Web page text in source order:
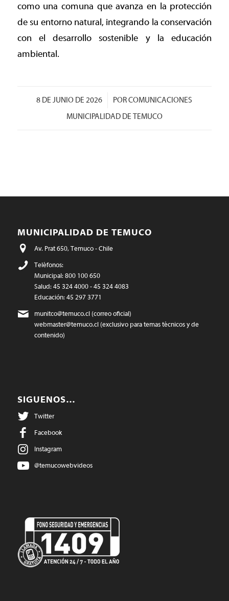
como una comuna que avanza en la protección
de su entorno natural, integrando la conservación
con el desarrollo sostenible y la educación
ambiental.
8 DE JUNIO DE 2026
/ PORCOMUNICACIONES
MUNICIPALIDAD DE TEMUCO
MUNICIPALIDAD DE TEMUCO
Av. Prat 650, Temuco - Chile
Teléfonos:
Municipal: 800 100 650
Salud: 45 324 4000 - 45 324 4083
Educación: 45 297 3771
munitco@temuco.cl(correo oficial)
webmaster@temuco.cl(exclusivo para temas técnicos y de
contenido)
SIGUENOS…
Twitter
Facebook
Instagram
@temucowebvideos